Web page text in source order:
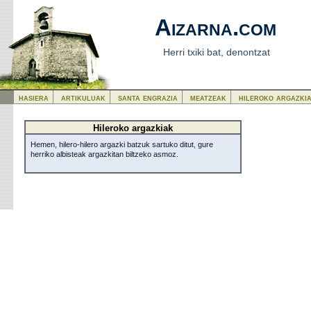
Aizarna.com
Herri txiki bat, denontzat
Hileroko argazkiak
Hemen, hilero-hilero argazki batzuk sartuko ditut, gure
herriko albisteak argazkitan biltzeko asmoz.
hasiera artikuluak santa engrazia meatzeak hileroko